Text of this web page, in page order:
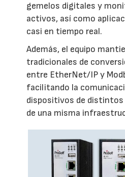
gemelos digitales y
activos, así como
casi en tiempo real.
Además, el equipo
tradicionales de
entre EtherNet/IP y
facilitando la
dispositivos de
de una misma